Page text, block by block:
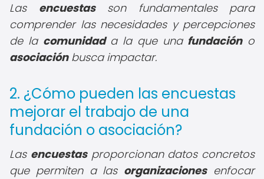
Las encuestasson fundamentales para
comprender las necesidades y percepciones
de la comunidada la que una fundacióno
asociaciónbusca impactar.
2. ¿Cómo pueden las encuestas
mejorar el trabajo de una
fundación o asociación?
Las encuestasproporcionan datos concretos
que permiten a las organizacionesenfocar